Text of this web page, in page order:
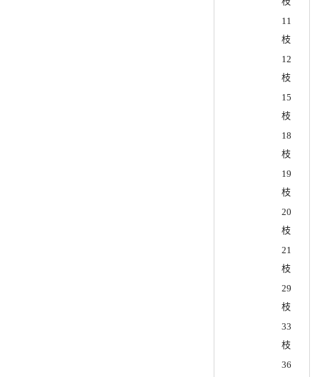
11
枝
12
枝
15
枝
18
枝
19
枝
20
枝
21
枝
29
枝
33
枝
36